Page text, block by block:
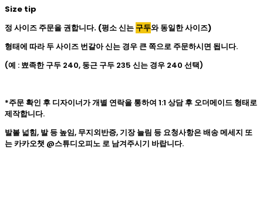
Size tip
정 사이즈 주문을 권합니다. (평소 신는 구두와 동일한 사이즈)
형태에 따라 두 사이즈 번갈아 신는 경우 큰 쪽으로 주문하시면 됩니다.
(예 : 뾰족한 구두 240, 둥근 구두 235 신는 경우 240 선택)
*주문 확인 후 디자이너가 개별 연락을 통하여 1:1 상담 후 오더메이드 형태로
제작합니다.
발볼 넓힘, 발 등 높임, 무지외반증, 기장 늘림 등 요청사항은 배송 메세지 또
는 카카오챗 @스튜디오피노 로 남겨주시기 바랍니다.